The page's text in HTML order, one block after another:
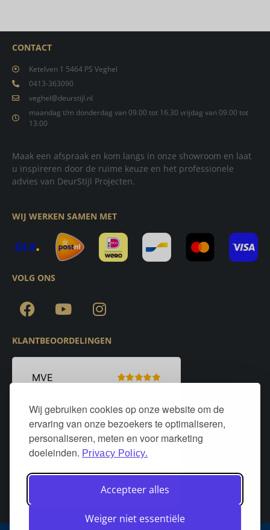
Wij gebruiken cookies op onze website om de
ervaring van onze bezoekers te optimaliseren,
personaliseren, meten en voor marketing
doeleinden. Privacy Policy.
Accepteer alles
Weiger niet essentiële
CONTACT
Ketelven 1 5464 PS Veghel
0413-363090
veghel@deurstijl.nl
maandag t/m donderdag van 09.00 tot 16.30 vrijdag van 09.00 tot
13.00
Maak een afspraak en kom langs in onze showroom en laat
u inspireren door de ruime keuze en het professionele
advies van DeurStijl Projecten.
WIJ WERKEN SAMEN MET
VOLG ONS
KLANTBEOORDELINGEN